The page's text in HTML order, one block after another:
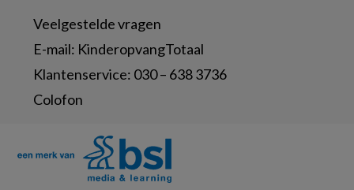
Veelgestelde vragen
E-mail: KinderopvangTotaal
Klantenservice: 030 – 638 3736
Colofon